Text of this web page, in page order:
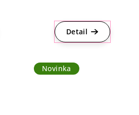
Detail
Novinka